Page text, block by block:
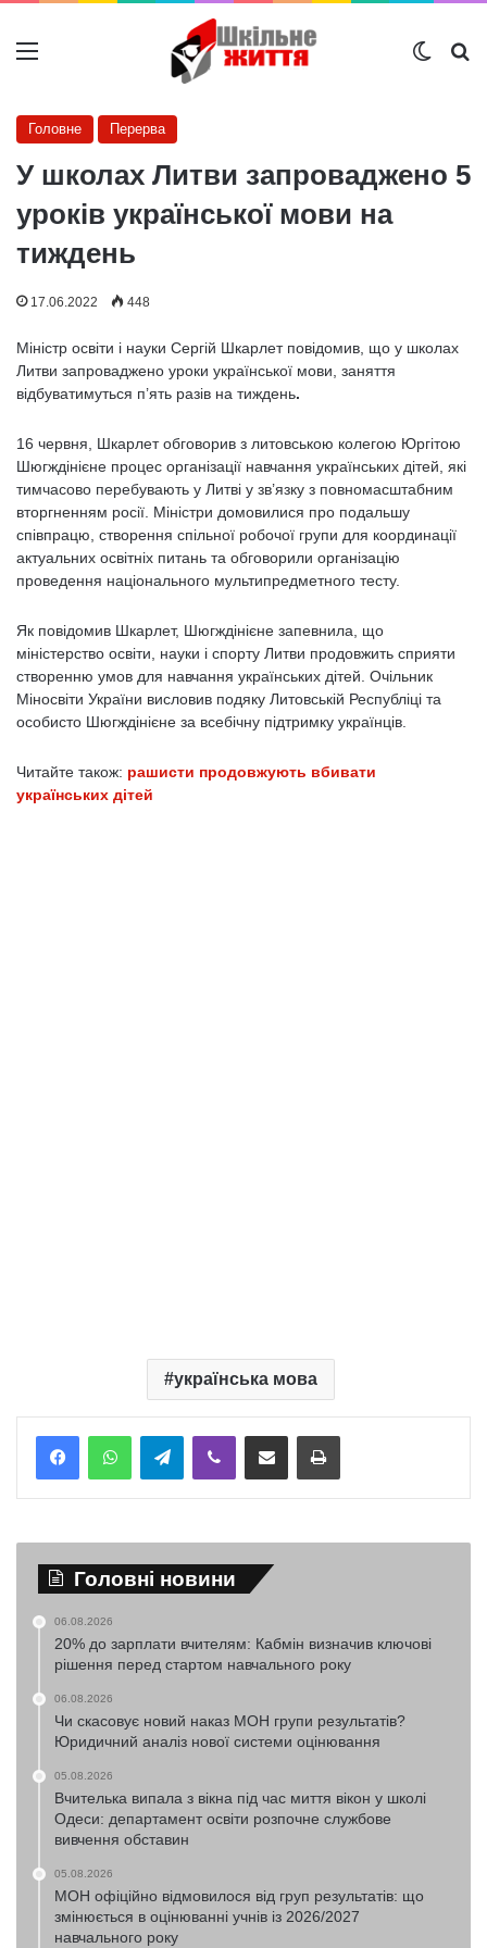
Меню
Головне Перерва
У школах Литви запроваджено 5
уроків української мови на
тиждень
17.06.2022 448
Міністр освіти і науки Сергій Шкарлет повідомив, що у школах
Литви запроваджено уроки української мови, заняття
відбуватимуться п’ять разів на тиждень.
16 червня, Шкарлет обговорив з литовською колегою Юргітою
Шюгждінієне процес організації навчання українських дітей, які
тимчасово перебувають у Литві у зв’язку з повномасштабним
вторгненням росії. Міністри домовилися про подальшу
співпрацю, створення спільної робочої групи для координації
актуальних освітніх питань та обговорили організацію
проведення національного мультипредметного тесту.
Як повідомив Шкарлет, Шюгждінієне запевнила, що
міністерство освіти, науки і спорту Литви продовжить сприяти
створенню умов для навчання українських дітей. Очільник
Міносвіти України висловив подяку Литовській Республіці та
особисто Шюгждінієне за всебічну підтримку українців.
Читайте також: рашисти продовжують вбивати
українських дітей
українська мова
TelegramViber Надіслати електронною поштоюНадрукувати
Головні новини
06.08.2026
20% до зарплати вчителям: Кабмін визначив ключові
рішення перед стартом навчального року
06.08.2026
Чи скасовує новий наказ МОН групи результатів?
Юридичний аналіз нової системи оцінювання
05.08.2026
Вчителька випала з вікна під час миття вікон у школі
Одеси: департамент освіти розпочне службове
вивчення обставин
05.08.2026
МОН офіційно відмовилося від груп результатів: що
змінюється в оцінюванні учнів із 2026/2027
навчального року